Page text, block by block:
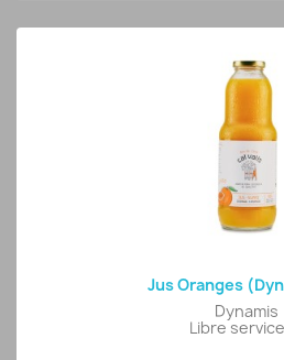
Jus Oranges
Dynamis
Libre